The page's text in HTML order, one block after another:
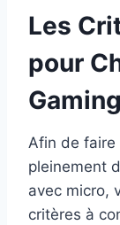
Les
pour
Gaming
Afin de
pleinement
avec micro,
critères à